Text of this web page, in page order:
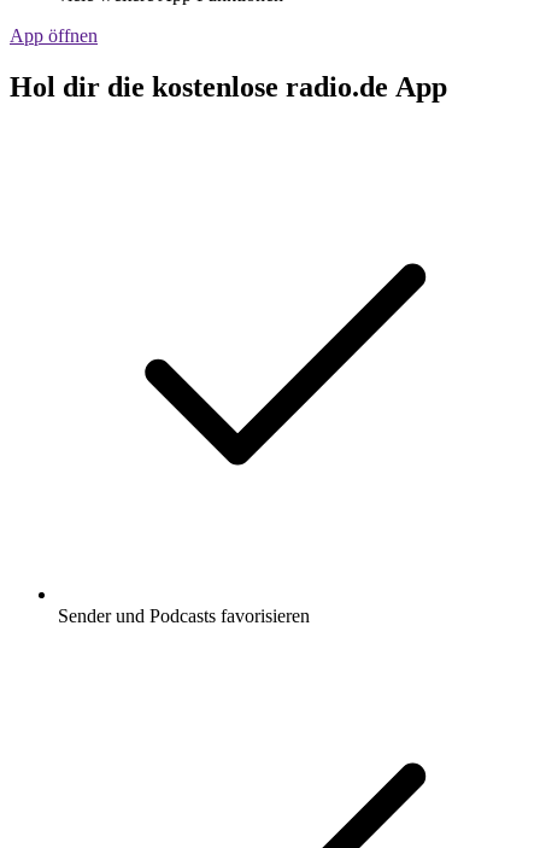
App öffnen
Hol dir die kostenlose radio.de App
Sender und Podcasts favorisieren